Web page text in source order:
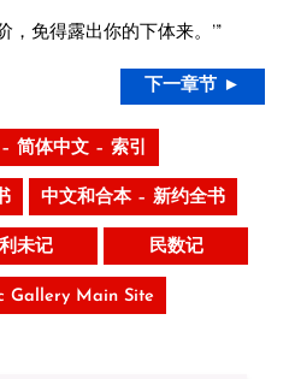
免得露出你的下体来。’”
下一章节 ►
简体中文 – 索引
中文和合本 – 新约全书
利未记 民数记
Gallery Main Site